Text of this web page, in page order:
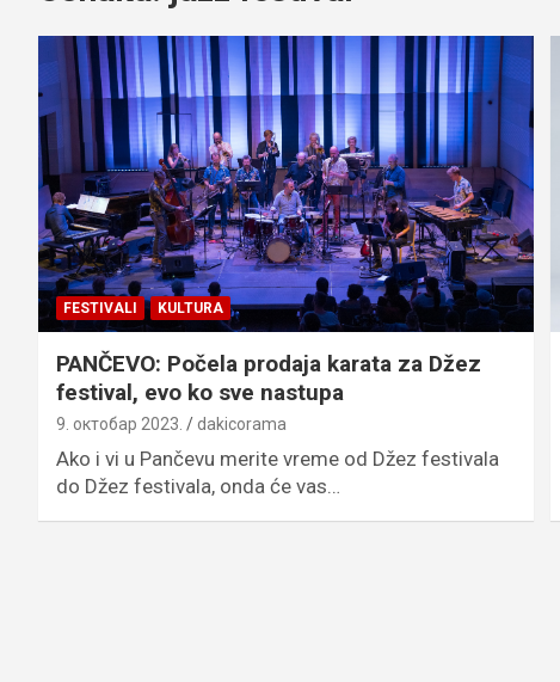
FESTIVALI KULTURA
PANČEVO: Počela prodaja karata za Džez
festival, evo ko sve nastupa
9. октобар 2023. dakicorama
Ako i vi u Pančevu merite vreme od Džez festivala
do Džez festivala, onda će vas…